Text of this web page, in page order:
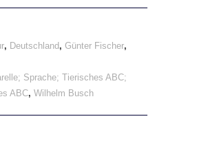
, Deutschland ,Günter Fischer,
Sprache; Tierisches ABC;
ABC,Wilhelm Busch